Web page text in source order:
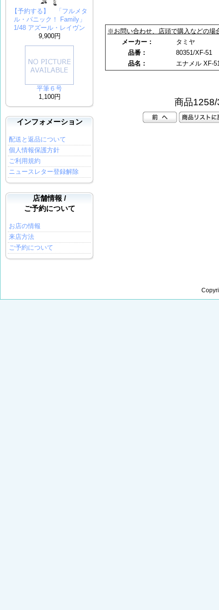
【予約する】 「フルメタ
ル・パニック！ Family」
1/48 アズール・レイヴン
9,900円
平筆６号
1,100円
インフォメーション
配送と返品について
個人情報保護方針
ご利用規約
ニュースレター登録解除
店舗情報 /
ご予約について
お店の情報
来店方法
ご予約について
※お問い合わせ、店頭で購入などの場
メーカー：
タミヤ
品番：
80351/XF-51
品名：
エナメル XF-
商品